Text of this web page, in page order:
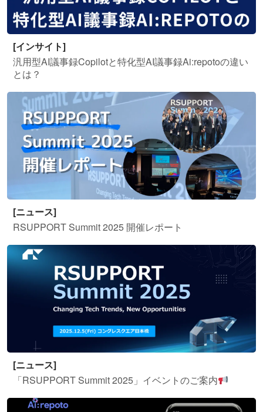
[インサイト]
汎用型AI議事録Copilotと特化型AI議事録Ai:repotoの違い
とは？
[ニュース]
RSUPPORT Summit 2025 開催レポート
[ニュース]
「RSUPPORT Summit 2025」イベントのご案内